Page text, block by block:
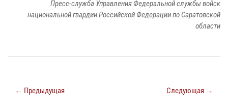
Пресс-служба Управления Федеральной службы войск
национальной гвардии Российской Федерации по Саратовской
области
← Предыдущая Следующая →